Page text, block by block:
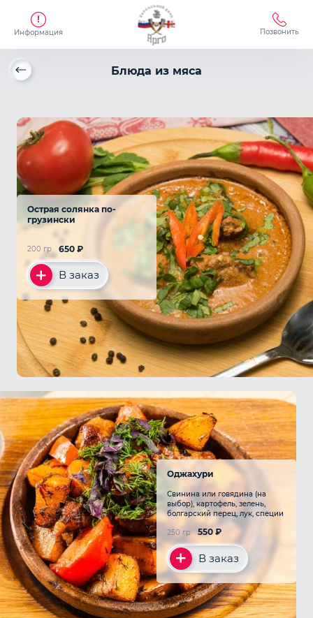
Информация Позвонить
Блюда из мяса
Острая солянка по-
грузински
650 ₽
200 гр
В заказ
Оджахури
Свинина или говядина (на
выбор), картофель, зелень,
болгарский перец, лук, специи
550 ₽
250 гр
В заказ